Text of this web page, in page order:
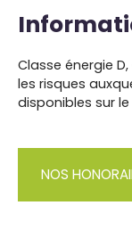
Classe énergie
les risques
disponibles sur
NOS